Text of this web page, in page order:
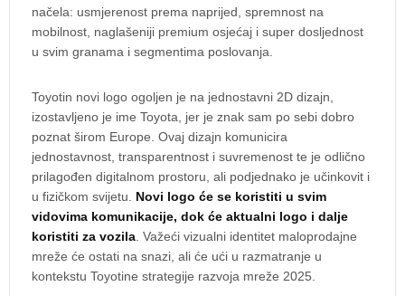
načela: usmjerenost prema naprijed, spremnost na
mobilnost, naglašeniji premium osjećaj i super dosljednost
u svim granama i segmentima poslovanja.
Toyotin novi logo ogoljen je na jednostavni 2D dizajn,
izostavljeno je ime Toyota, jer je znak sam po sebi dobro
poznat širom Europe. Ovaj dizajn komunicira
jednostavnost, transparentnost i suvremenost te je odlično
prilagođen digitalnom prostoru, ali podjednako je učinkovit i
u fizičkom svijetu. Novi logo će se koristiti u svim
vidovima komunikacije, dok će aktualni logo i dalje
koristiti za vozila . Važeći vizualni identitet maloprodajne
mreže će ostati na snazi, ali će ući u razmatranje u
kontekstu Toyotine strategije razvoja mreže 2025.